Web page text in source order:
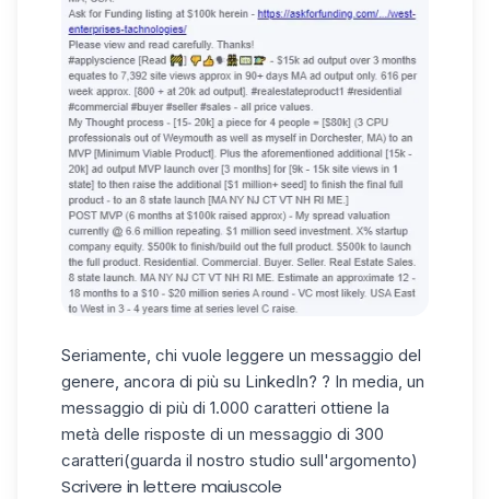
Seriamente, chi vuole leggere un messaggio del
genere, ancora di più su LinkedIn? ? In media, un
messaggio di più di 1.000 caratteri ottiene la
metà delle risposte di un messaggio di 300
caratteri(guarda il nostro studio sull'argomento)
Scrivere in lettere maiuscole